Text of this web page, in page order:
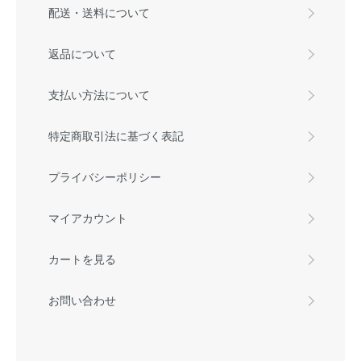
配送・送料について
返品について
支払い方法について
特定商取引法に基づく表記
プライバシーポリシー
マイアカウント
カートを見る
お問い合わせ